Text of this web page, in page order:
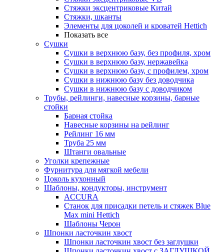
Стяжки эксцентриковые Китай
Стяжки, шканты
Элементы для цоколей и кроватей Hettich
Показать все
Сушки
Сушки в верхнюю базу, без профиля, хром
Сушки в верхнюю базу, нержавейка
Сушки в верхнюю базу, с профилем, хром
Сушки в нижнюю базу без доводчика
Сушки в нижнюю базу с доводчиком
Трубы, рейлинги, навесные корзины, барные
стойки
Барная стойка
Навесные корзины на рейлинг
Рейлинг 16 мм
Труба 25 мм
Штанги овальные
Уголки крепежные
Фурнитура для мягкой мебели
Цоколь кухонный
Шаблоны, кондукторы, инструмент
ACCURA
Станок для присадки петель и стяжек Blue
Max mini Hettich
Шаблоны Черон
Шпонки ласточкин хвост
Шпонки ласточкин хвост без заглушки